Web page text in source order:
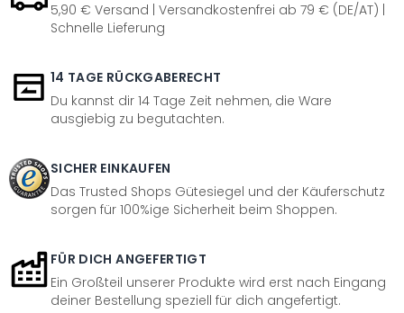
5,90 € Versand | Versandkostenfrei ab 79 € (DE/AT) |
Schnelle Lieferung
14 TAGE RÜCKGABERECHT
Du kannst dir 14 Tage Zeit nehmen, die Ware
ausgiebig zu begutachten.
SICHER EINKAUFEN
Das Trusted Shops Gütesiegel und der Käuferschutz
sorgen für 100%ige Sicherheit beim Shoppen.
FÜR DICH ANGEFERTIGT
Ein Großteil unserer Produkte wird erst nach Eingang
deiner Bestellung speziell für dich angefertigt.